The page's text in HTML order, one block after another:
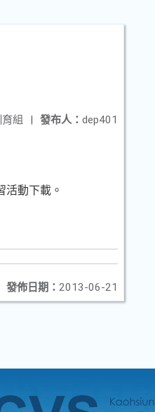
發布人： dep401
組 |
動下載。
發佈日期： 2013-06-21